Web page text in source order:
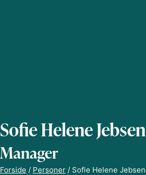
Sofie Helene Jebsen
Manager
Forside / Personer / Sofie Helene Jebsen